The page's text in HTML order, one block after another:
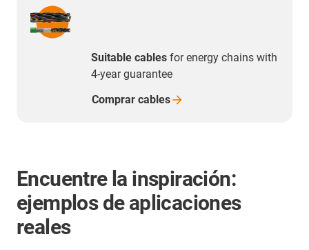
Suitable cables for energy chains with
4-year guarantee
Comprar cables
Encuentre la inspiración:
ejemplos de aplicaciones
reales